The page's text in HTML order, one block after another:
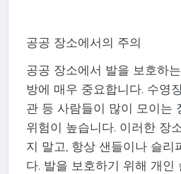
공공 장소에서의 주의
공공 장소에서 발을 보호하
방에 매우 중요합니다. 수영
관 등 사람들이 많이 모이는
위험이 높습니다. 이러한 장
지 말고, 항상 샌들이나 슬리
다. 발을 보호하기 위해 개인